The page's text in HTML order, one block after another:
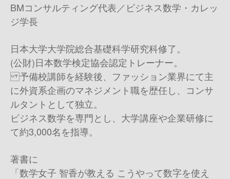
BMコンサルティング代表／ビジネス数学・カレッ
ジ学長
日本大学大学院総合基礎科学研究科修了。
(公財)日本数学検定協会認定トレーナー。
予備校講師を経験後、ファッション業界にて主
に外資系企画のマネジメント職を歴任し、コンサ
ルタントとして独立。
ビジネス数学を専門とし、大学講座や企業研修に
て約3,000名を指導。
著書に
「数学女子 智香が教える こうやって数字を使え